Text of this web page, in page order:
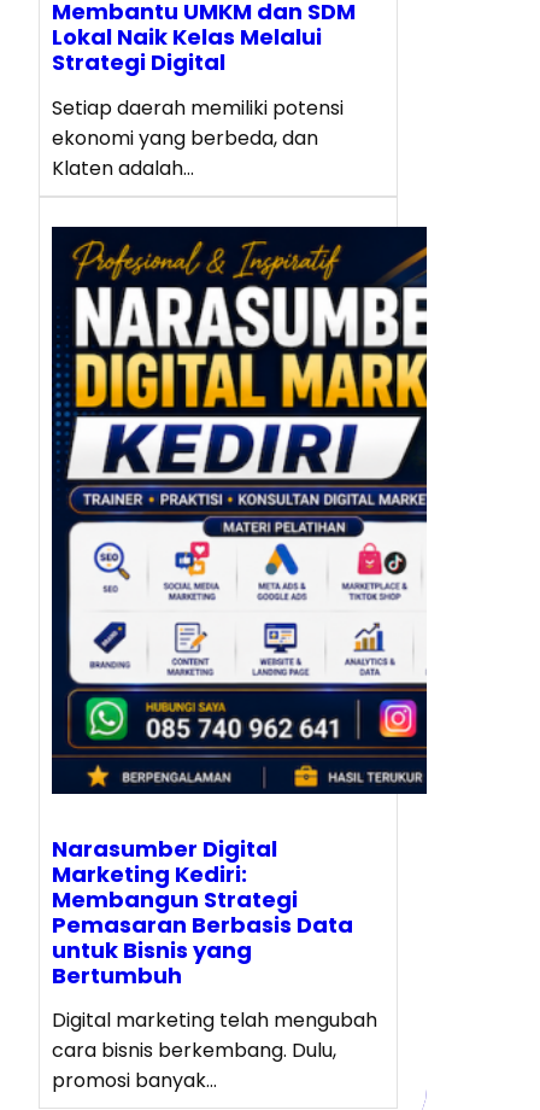
Membantu UMKM dan SDM
Lokal Naik Kelas Melalui
Strategi Digital
Setiap daerah memiliki potensi
ekonomi yang berbeda, dan
Klaten adalah…
Narasumber Digital
Marketing Kediri:
Membangun Strategi
Pemasaran Berbasis Data
untuk Bisnis yang
Bertumbuh
Digital marketing telah mengubah
cara bisnis berkembang. Dulu,
promosi banyak…